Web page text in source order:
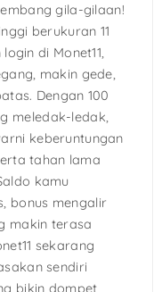
gila-gilaan!
berukuran 11
di Monet11,
makin gede,
Dengan 100
meledak-ledak,
keberuntungan
tahan lama
kamu
bonus mengalir
makin terasa
sekarang
sendiri
bikin dompet